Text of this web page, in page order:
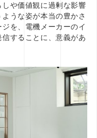
しや価値観に過剰な影響
うな姿が本当の豊かさ
を、電機メーカーのイ
することに、意義があ